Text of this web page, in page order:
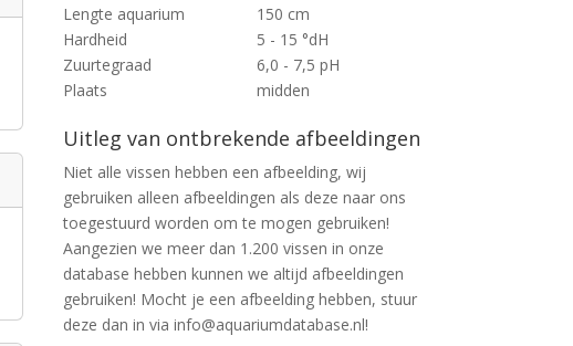
Lengte aquarium
150 cm
Hardheid
5 - 15 °dH
Zuurtegraad
6,0 - 7,5 pH
Plaats
midden
Uitleg van ontbrekende afbeeldingen
Niet alle vissen hebben een afbeelding, wij
gebruiken alleen afbeeldingen als deze naar ons
toegestuurd worden om te mogen gebruiken!
Aangezien we meer dan 1.200 vissen in onze
database hebben kunnen we altijd afbeeldingen
gebruiken! Mocht je een afbeelding hebben, stuur
deze dan in via info@aquariumdatabase.nl!